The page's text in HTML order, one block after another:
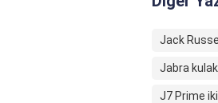
Jack
Jabra
J7 Prime